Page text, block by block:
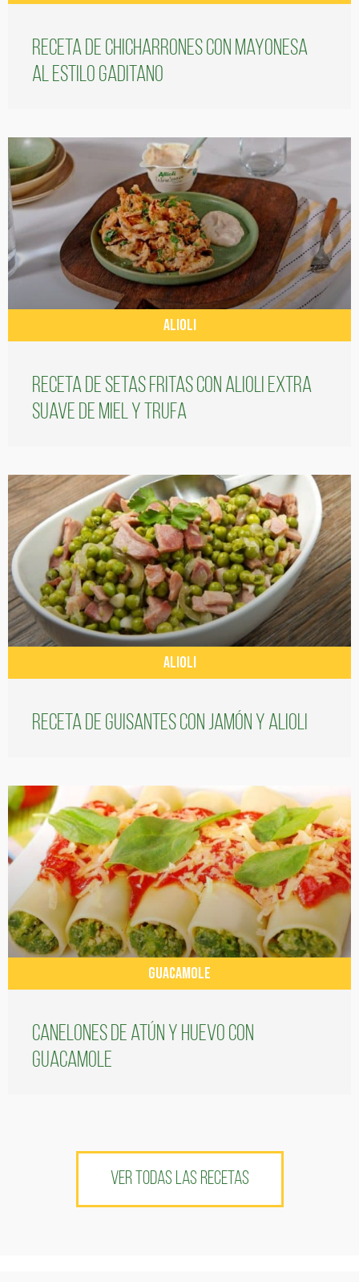
Receta de chicharrones con mayonesa
al estilo gaditano
ALIOLI
Receta de setas fritas con alioli extra
suave de miel y trufa
ALIOLI
Receta de guisantes con jamón y alioli
GUACAMOLE
Canelones de atún y huevo con
guacamole
VER TODAS LAS RECETAS